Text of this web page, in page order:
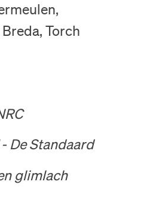
Torch
De Standaard
glimlach